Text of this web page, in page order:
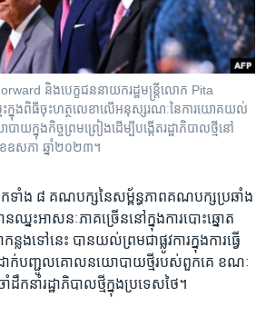
និង​បេក្ខជន​នាយក​រដ្ឋមន្ត្រី​លោក Pita
ក្នុង​ពិធី​ចុះហត្ថលេខា​លើ​អនុស្សរណៈ​នៃ​ការយោគយល់
ក្នុង​កិច្ចព្រមព្រៀង​ដើម្បី​បង្កើត​រដ្ឋាភិបាល​ថ្មី​នៅ​
ែឧសភា ឆ្នាំ២០២៣។
ទាំង ៨ គណបក្ស​នៃ​សម្ព័ន្ធភាព​គណបក្ស​ប្រឆាំង​
ឈ្នះ​អាសនៈ​ភាគ​ច្រើន​នៅ​ក្នុង​ការ​បោះឆ្នោត​
លង​ទៅ​នេះ បាន​យល់ព្រម​ជា​ផ្លូវការ​ក្នុង​ការ​ធ្វើ​
ដាក់​បញ្ជូល​គោល​នយោបាយ​ថ្មី​របស់​ពួកគេ ខណៈ​
កនាំ​រដ្ឋាភិបាល​ថ្មី​ក្នុង​ប្រទេស​ថៃ។